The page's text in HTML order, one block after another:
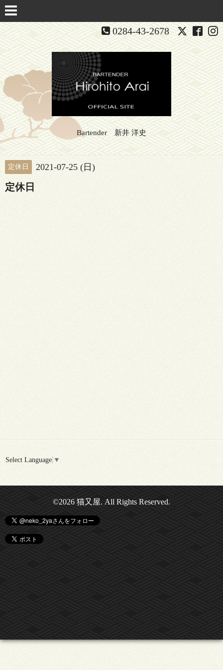
0284-43-2678
Bartender 新井 洋史
定休日 2021-07-25 (日)
定休日
Select Language ▼
©2026 猫又屋. All Rights Reserved.